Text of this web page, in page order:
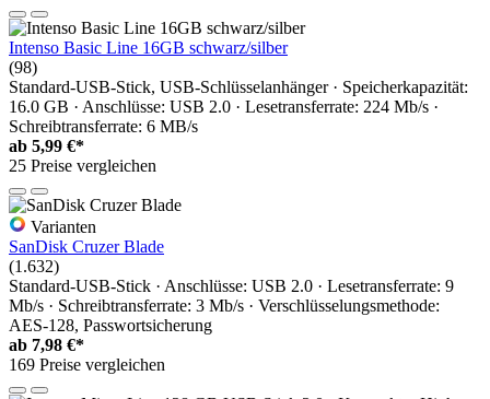
Intenso Basic Line 16GB schwarz/silber
(98)
Standard-USB-Stick, USB-Schlüsselanhänger · Speicherkapazität:
16.0 GB · Anschlüsse: USB 2.0 · Lesetransferrate: 224 Mb/s ·
Schreibtransferrate: 6 MB/s
ab 5,99 €*
25 Preise vergleichen
Varianten
SanDisk Cruzer Blade
(1.632)
Standard-USB-Stick · Anschlüsse: USB 2.0 · Lesetransferrate: 9
Mb/s · Schreibtransferrate: 3 Mb/s · Verschlüsselungsmethode:
AES-128, Passwortsicherung
ab 7,98 €*
169 Preise vergleichen